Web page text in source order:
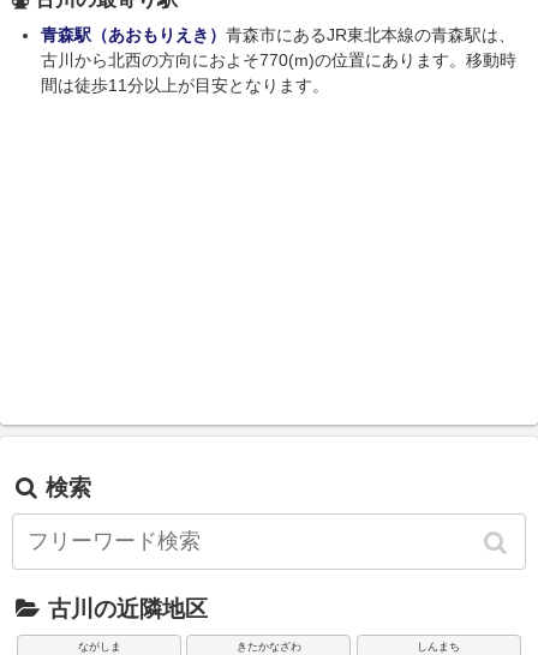
青森駅（あおもりえき） 青森市にあるJR東北本線の青森駅は、
古川から北西の方向におよそ770(m)の位置にあります。移動時
間は徒歩11分以上が目安となります。
検索
古川の近隣地区
ながしま きたかなざわ しんまち